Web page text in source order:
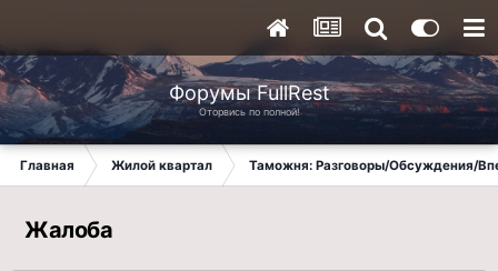
Форумы FullRest
Оторвись по полной!
Главная Жилой квартал Таможня: Разговоры/Обсуждения/
Жалоба